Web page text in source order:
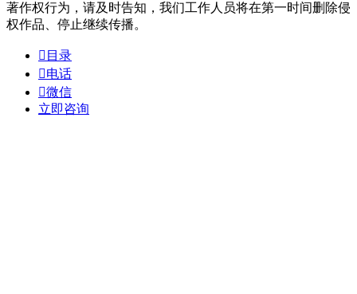
著作权行为，请及时告知，我们工作人员将在第一时间删除侵
权作品、停止继续传播。
 目录
电话
微信
立即咨询